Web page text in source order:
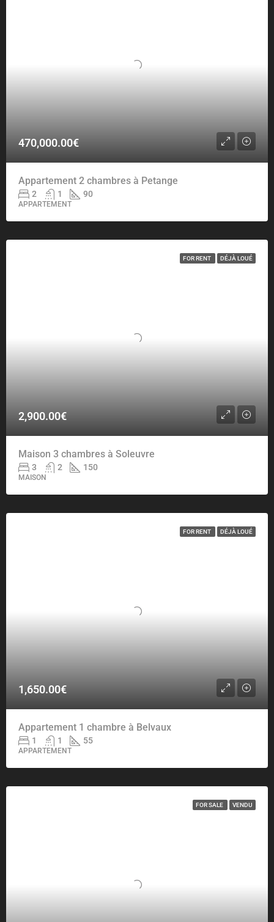
470,000.00€
Appartement 2 chambres à Petange
2 1 90
APPARTEMENT
FOR RENT DÉJÀ LOUÉ
2,900.00€
Maison 3 chambres à Soleuvre
3 2 150
MAISON
FOR RENT DÉJÀ LOUÉ
1,650.00€
Appartement 1 chambre à Belvaux
1 1 55
APPARTEMENT
FOR SALE VENDU